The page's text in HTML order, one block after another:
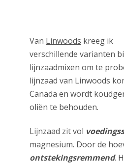
Van Linwoods kreeg ik
verschillende varianten
lijnzaadmixen om te
lijnzaad van Linwoods
Canada en wordt
oliën te behouden.
Lijnzaad zit vol
magnesium. Door de
ontstekingsremmend.